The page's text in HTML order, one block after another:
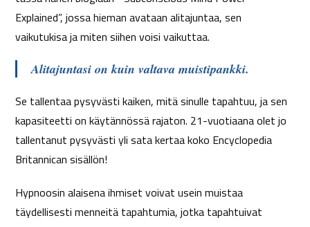
Explained”, jossa hieman avataan alitajuntaa, sen
vaikutukisa ja miten siihen voisi vaikuttaa.
Alitajuntasi on kuin valtava muistipankki.
Se tallentaa pysyvästi kaiken, mitä sinulle tapahtuu, ja sen
kapasiteetti on käytännössä rajaton. 21-vuotiaana olet jo
tallentanut pysyvästi yli sata kertaa koko Encyclopedia
Britannican sisällön!
Hypnoosin alaisena ihmiset voivat usein muistaa
täydellisesti menneitä tapahtumia, jotka tapahtuivat